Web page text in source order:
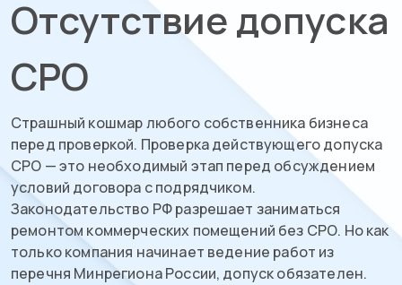
Отсутствие допуска
СРО
Страшный кошмар любого собственника бизнеса
перед проверкой. Проверка действующего допуска
СРО — это необходимый этап перед обсуждением
условий договора с подрядчиком.
Законодательство РФ разрешает заниматься
ремонтом коммерческих помещений без СРО. Но как
только компания начинает ведение работ из
перечня Минрегиона России, допуск обязателен.